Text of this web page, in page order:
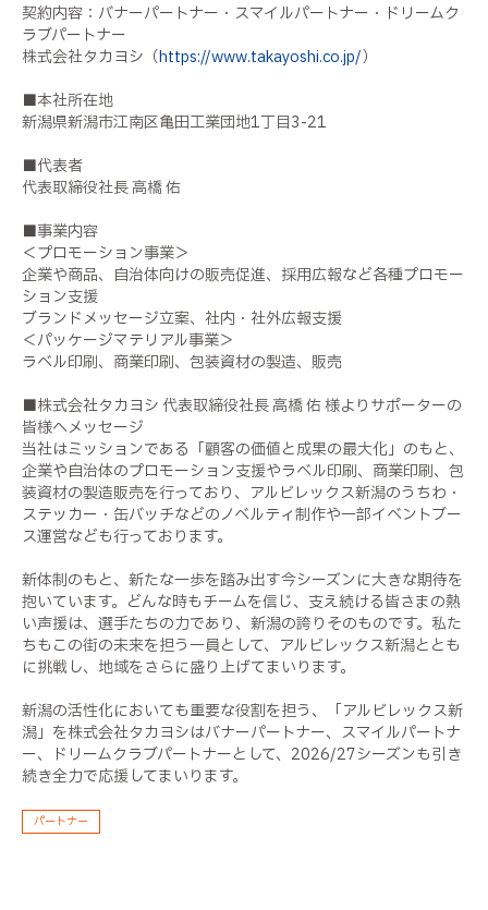
契約内容：バナーパートナー・スマイルパートナー・ドリームク
ラブパートナー
株式会社タカヨシ（https://www.takayoshi.co.jp/）
■本社所在地
新潟県新潟市江南区亀田工業団地1丁目3-21
■代表者
代表取締役社長 高橋 佑
■事業内容
＜プロモーション事業＞
企業や商品、自治体向けの販売促進、採用広報など各種プロモー
ション支援
ブランドメッセージ立案、社内・社外広報支援
＜パッケージマテリアル事業＞
ラベル印刷、商業印刷、包装資材の製造、販売
■株式会社タカヨシ 代表取締役社長 高橋 佑 様よりサポーターの
皆様へメッセージ
当社はミッションである「顧客の価値と成果の最大化」のもと、
企業や自治体のプロモーション支援やラベル印刷、商業印刷、包
装資材の製造販売を行っており、アルビレックス新潟のうちわ・
ステッカー・缶バッチなどのノベルティ制作や一部イベントブー
ス運営なども行っております。
新体制のもと、新たな一歩を踏み出す今シーズンに大きな期待を
抱いています。どんな時もチームを信じ、支え続ける皆さまの熱
い声援は、選手たちの力であり、新潟の誇りそのものです。私た
ちもこの街の未来を担う一員として、アルビレックス新潟ととも
に挑戦し、地域をさらに盛り上げてまいります。
新潟の活性化においても重要な役割を担う、「アルビレックス新
潟」を株式会社タカヨシはバナーパートナー、スマイルパートナ
ー、ドリームクラブパートナーとして、2026/27シーズンも引き
続き全力で応援してまいります。
パートナー